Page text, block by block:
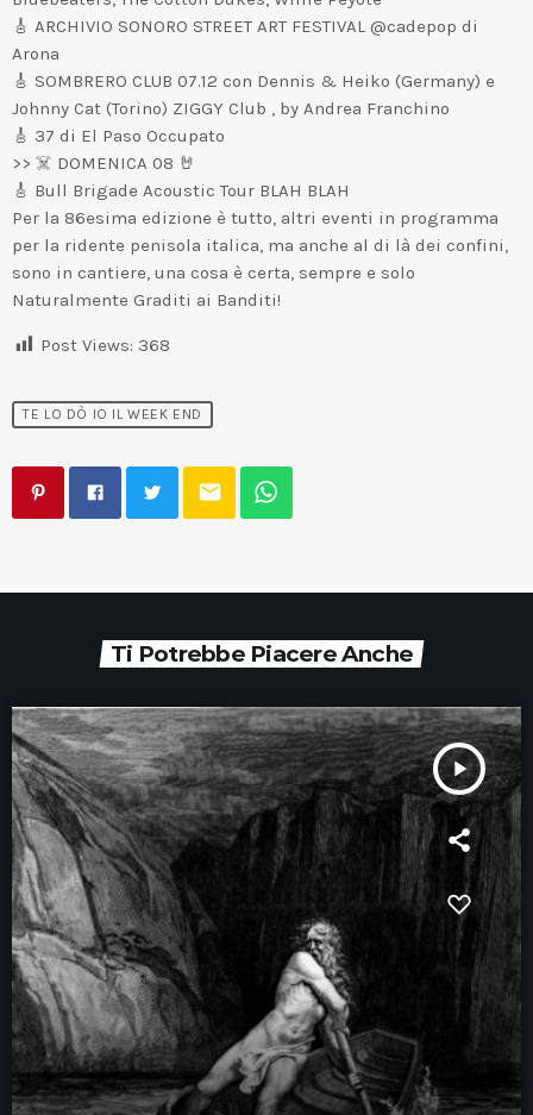
🎸 ARCHIVIO SONORO STREET ART FESTIVAL @cadepop di
Arona
🎸 SOMBRERO CLUB 07.12 con Dennis & Heiko (Germany) e
Johnny Cat (Torino) ZIGGY Club , by Andrea Franchino
🎸 37 di El Paso Occupato
>> ☠️ DOMENICA 08 🤘
🎸 Bull Brigade Acoustic Tour BLAH BLAH
Per la 86esima edizione è tutto, altri eventi in programma
per la ridente penisola italica, ma anche al di là dei confini,
sono in cantiere, una cosa è certa, sempre e solo
Naturalmente Graditi ai Banditi!
Post Views: 368
TE LO DÒ IO IL WEEK END
email
Ti Potrebbe Piacere Anche
play_arrow